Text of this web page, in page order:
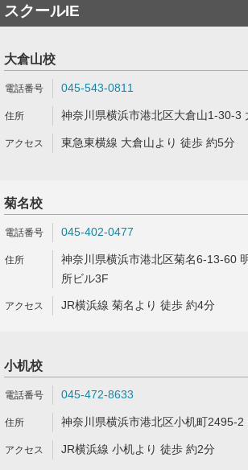
スクールIE
大倉山校
045-543-0811
神奈川県横浜市港北区大倉山1-30-3
東急東横線 大倉山より 徒歩 約5分
菊名校
045-402-0477
神奈川県横浜市港北区菊名6-13-60
所ビル3F
JR横浜線 菊名より 徒歩 約4分
小机校
045-472-8633
神奈川県横浜市港北区小机町2495-2
JR横浜線 小机より 徒歩 約2分